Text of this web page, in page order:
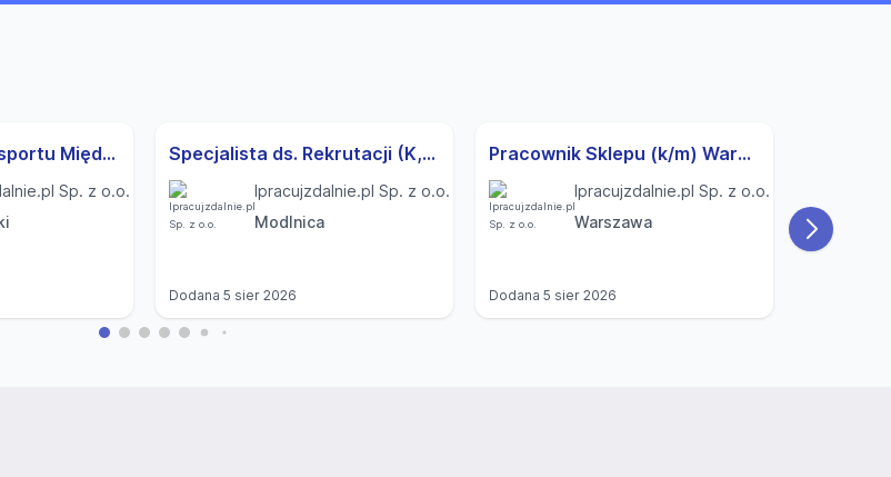
Dyspozytor Transportu Międzynarodowego (K,M)
Sp. z o.o.
Specjalista ds. Rekrutacji (K,M) Modlnica
Ipracujzdalnie.pl Sp. z o.o.
Modlnica
Dodana 5 sier 2026
Pracownik Sklepu (k/m) Warszawa
Ipracujzdalnie.pl Sp. z o.o.
Warszawa
Dodana 5 sier 2026